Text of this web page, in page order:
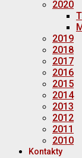
2020
2019
2018
2017
2016
2015
2014
2013
2012
2011
2010
Kontakty